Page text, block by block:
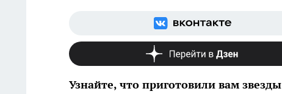
Узнайте, что приготовили вам звезды